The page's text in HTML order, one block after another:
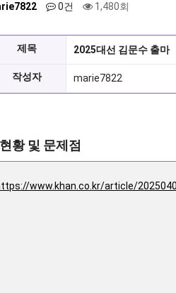
0건 1,480회
제목 2025대선 김문수 출마
작성자 marie7822
현황 및 문제점
www.khan.co.kr/article/